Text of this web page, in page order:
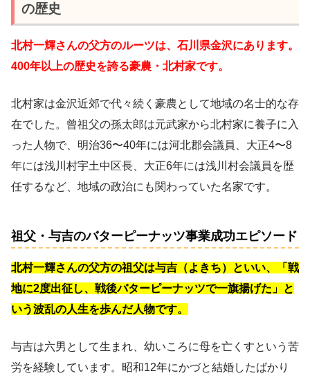
の歴史
北村一輝さんの父方のルーツは、石川県金沢にあります。
400年以上の歴史を誇る豪農・北村家です。
北村家は金沢近郊で代々続く豪農として地域の名士的な存
在でした。曾祖父の孫太郎は元武家から北村家に養子に入
った人物で、明治36〜40年には河北郡会議員、大正4〜8
年には浅川村宇土中区長、大正6年には浅川村会議員を歴
任するなど、地域の政治にも関わっていた名家です。
祖父・与吉のバターピーナッツ事業成功エピソード
北村一輝さんの父方の祖父は与吉（よきち）といい、「戦
地に2度出征し、戦後バターピーナッツで一旗揚げた」と
いう波乱の人生を歩んだ人物です。
与吉は六男として生まれ、幼いころに母を亡くすという苦
労を経験しています。昭和12年にかづと結婚したばかり